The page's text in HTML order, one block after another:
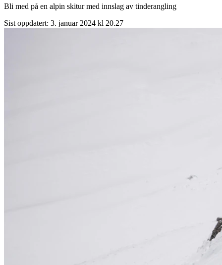
Bli med på en alpin skitur med innslag av tinderangling
Sist oppdatert: 3. januar 2024 kl 20.27